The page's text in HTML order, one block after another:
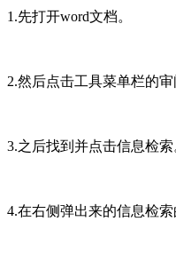
1.先打开word文档。
2.然后点击工具菜单栏的审
3.之后找到并点击信息检索
4.在右侧弹出来的信息检